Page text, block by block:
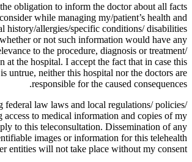
obligation to inform the doctor about all facts
while managing my/patient’s health and
history/allergies/specific conditions/ disabilities
or not such information would have any
to the procedure, diagnosis or treatment/
at the hospital. I accept the fact that in case this
untrue, neither this hospital nor the doctors are
responsible for the caused consequences.
federal law laws and local regulations/ policies/
access to medical information and copies of my
to this teleconsultation. Dissemination of any
images or information for this telehealth
entities will not take place without my consent.